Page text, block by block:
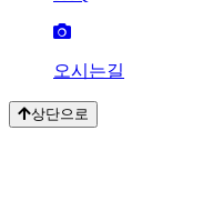
오시는길
상단으로